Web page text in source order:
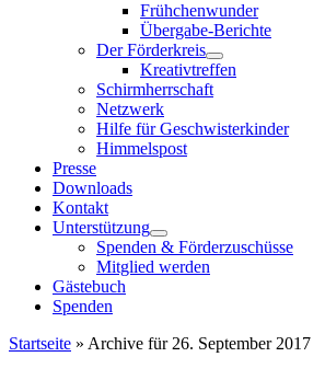
Frühchenwunder
Übergabe-Berichte
Der Förderkreis
Kreativtreffen
Schirmherrschaft
Netzwerk
Hilfe für Geschwisterkinder
Himmelspost
Presse
Downloads
Kontakt
Unterstützung
Spenden & Förderzuschüsse
Mitglied werden
Gästebuch
Spenden
Startseite » Archive für 26. September 2017